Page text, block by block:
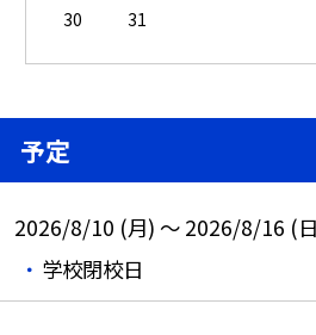
30
31
予定
2026/8/10 (月) ～ 2026/8/16 (
学校閉校日